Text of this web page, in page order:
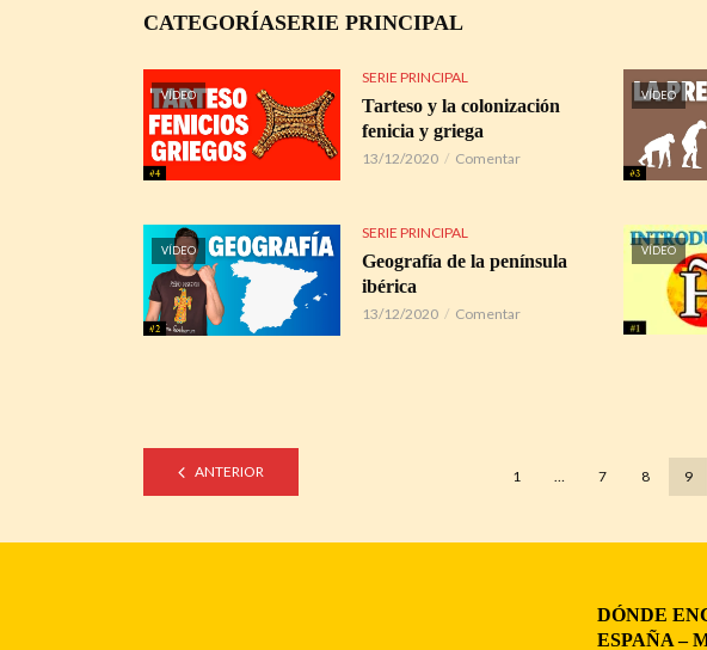
CATEGORÍASERIE PRINCIPAL
VÍDEO
SERIE PRINCIPAL
Tarteso y la colonización
fenicia y griega
13/12/2020 Comentar
VÍDEO
VÍDEO
SERIE PRINCIPAL
Geografía de la península
ibérica
13/12/2020 Comentar
VÍDEO
ANTERIOR 1 … 7 8 9
DÓNDE
ESPAÑA –